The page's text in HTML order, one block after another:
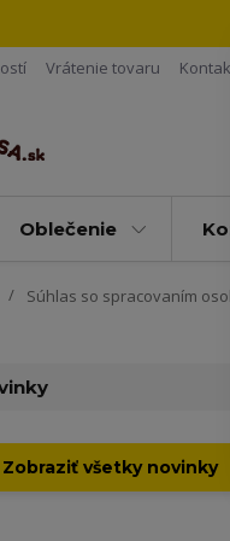
Vrátenie tovaru
Oblečenie
Súhlas so spracovaním
Zobraziť všetky novinky